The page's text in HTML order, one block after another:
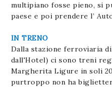
multipiano fosse pieno, si
paese e poi prendere l’
IN TRENO
Dalla stazione ferroviaria
dall'Hotel) ci sono treni
Margherita Ligure in soli
purtroppo non ha